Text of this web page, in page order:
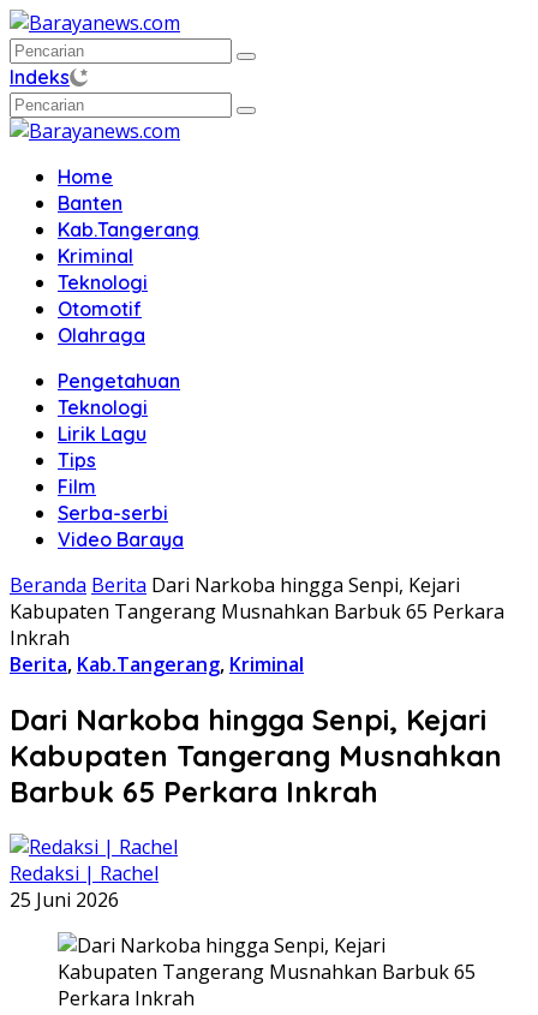
Langsung
ke
konten
Indeks
Home
Banten
Kab.Tangerang
Kriminal
Teknologi
Otomotif
Olahraga
Pengetahuan
Teknologi
Lirik Lagu
Tips
Film
Serba-serbi
Video Baraya
Beranda Berita Dari Narkoba hingga Senpi, Kejari
Kabupaten Tangerang Musnahkan Barbuk 65 Perkara
Inkrah
Berita, Kab.Tangerang, Kriminal
Dari Narkoba hingga Senpi, Kejari
Kabupaten Tangerang Musnahkan
Barbuk 65 Perkara Inkrah
Redaksi | Rachel
25 Juni 2026